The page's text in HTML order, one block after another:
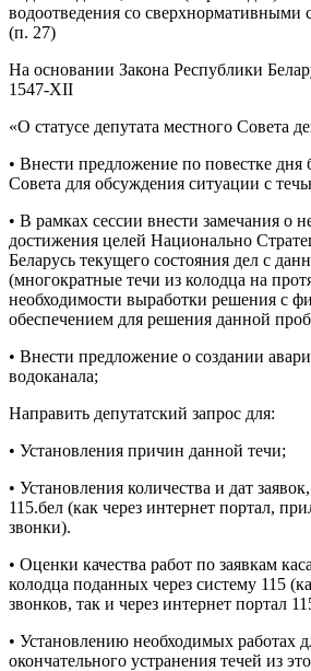
водоотведения со сверхнормативными
(п. 27)
На основании Закона Республики
1547-XІІ
«О статусе депутата местного Совета
• Внести предложение по повестке
Совета для обсуждения ситуации с
• В рамках сессии внести замечания о
достижения целей Национально
Беларусь текущего состояния дел с
(многократные течи из колодца на
необходимости выработки решения с
обеспечением для решения данной
• Внести предложение о создании
водоканала;
Направить депутатский запрос для:
• Установления причин данной течи;
• Установления количества и дат
115.бел (как через интернет портал,
звонки).
• Оценки качества работ по заявкам
колодца поданных через систему 115
звонков, так и через интернет портал
• Установлению необходимых работах
окончательного устранения течей из